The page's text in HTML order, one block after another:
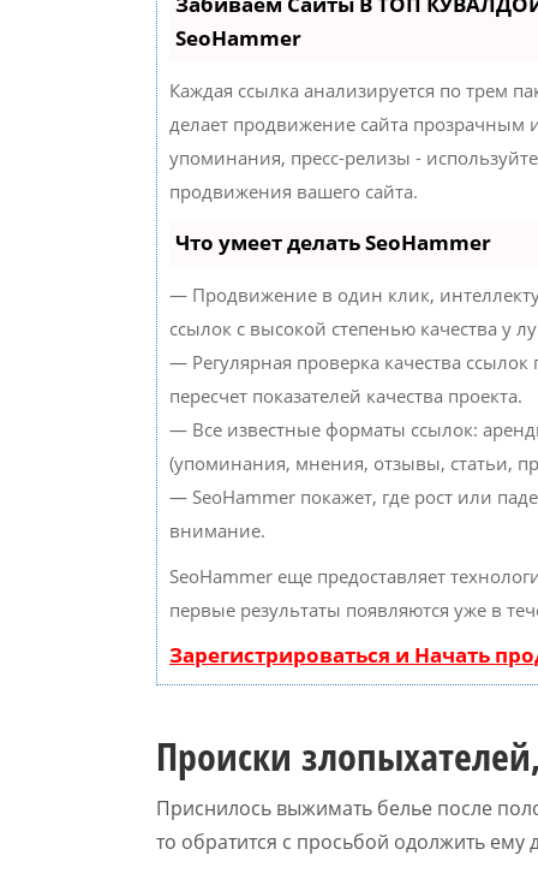
SeoHammer
Каждая ссылка анализируется по трем
делает продвижение сайта прозрачным
упоминания, пресс-релизы -
продвижения вашего сайта.
Что умеет делать SeoHammer
— Продвижение в один клик,
ссылок с высокой степенью качества у
— Регулярная проверка качества
пересчет показателей качества проекта.
— Все известные форматы ссылок:
(упоминания, мнения, отзывы, статьи,
— SeoHammer покажет, где рост или
внимание.
SeoHammer еще предоставляет
первые результаты появляются уже в
Зарегистрироваться и Начать
Происки
Приснилось выжимать белье после
то обратится с просьбой одолжить